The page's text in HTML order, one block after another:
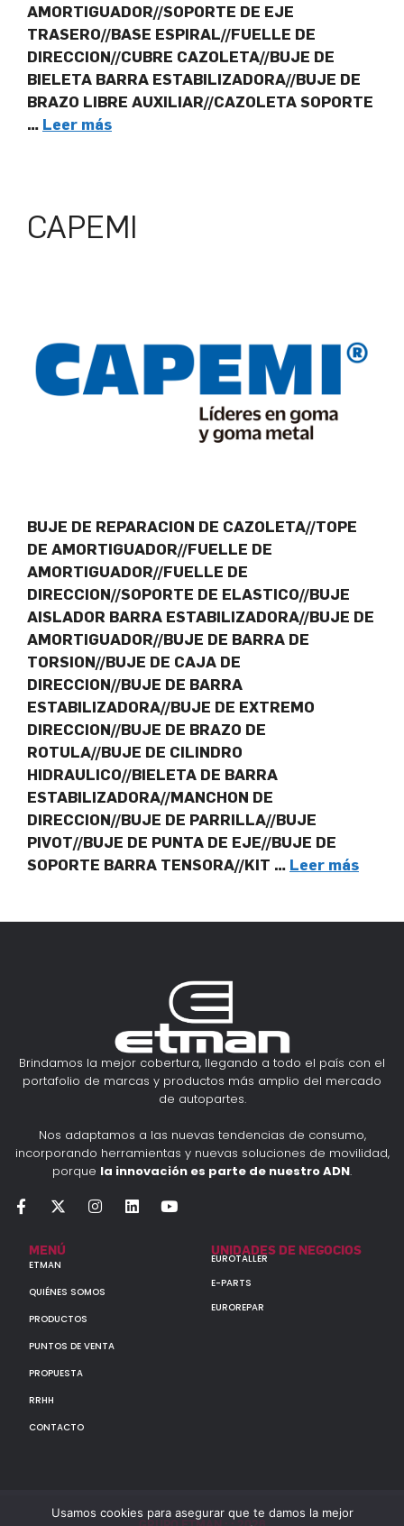
AMORTIGUADOR//SOPORTE DE EJE
TRASERO//BASE ESPIRAL//FUELLE DE
DIRECCION//CUBRE CAZOLETA//BUJE DE
BIELETA BARRA ESTABILIZADORA//BUJE DE
BRAZO LIBRE AUXILIAR//CAZOLETA SOPORTE
… Leer más
CAPEMI
BUJE DE REPARACION DE CAZOLETA//TOPE
DE AMORTIGUADOR//FUELLE DE
AMORTIGUADOR//FUELLE DE
DIRECCION//SOPORTE DE ELASTICO//BUJE
AISLADOR BARRA ESTABILIZADORA//BUJE DE
AMORTIGUADOR//BUJE DE BARRA DE
TORSION//BUJE DE CAJA DE
DIRECCION//BUJE DE BARRA
ESTABILIZADORA//BUJE DE EXTREMO
DIRECCION//BUJE DE BRAZO DE
ROTULA//BUJE DE CILINDRO
HIDRAULICO//BIELETA DE BARRA
ESTABILIZADORA//MANCHON DE
DIRECCION//BUJE DE PARRILLA//BUJE
PIVOT//BUJE DE PUNTA DE EJE//BUJE DE
SOPORTE BARRA TENSORA//KIT … Leer más
Brindamos la mejor cobertura, llegando a todo el país con el
portafolio de marcas y productos más amplio del mercado
de autopartes.
Nos adaptamos a las nuevas tendencias de consumo,
incorporando herramientas y nuevas soluciones de movilidad,
porque la innovación es parte de nuestro ADN.
MENÚ
ETMAN
QUIÉNES SOMOS
PRODUCTOS
PUNTOS DE VENTA
PROPUESTA
RRHH
CONTACTO
UNIDADES DE NEGOCIOS
EUROTALLER
E-PARTS
EUROREPAR
Usamos cookies para asegurar que te damos la mejor